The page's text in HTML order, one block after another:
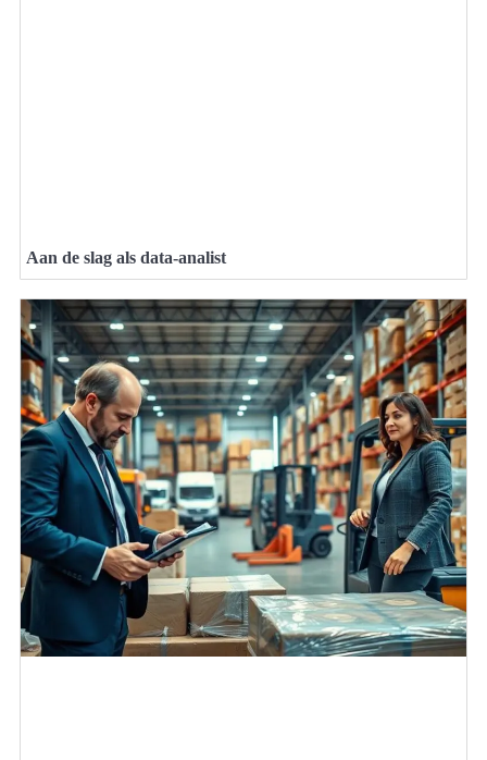
Aan de slag als data-analist